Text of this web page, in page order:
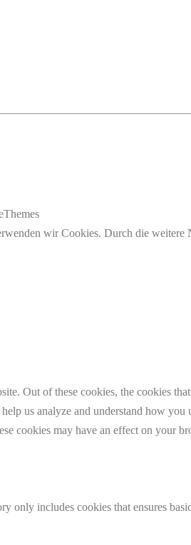
wir Cookies. Durch die
Out of these cookies, the cookies
us analyze and understand how
cookies may have an effect on your
only includes cookies that ensures